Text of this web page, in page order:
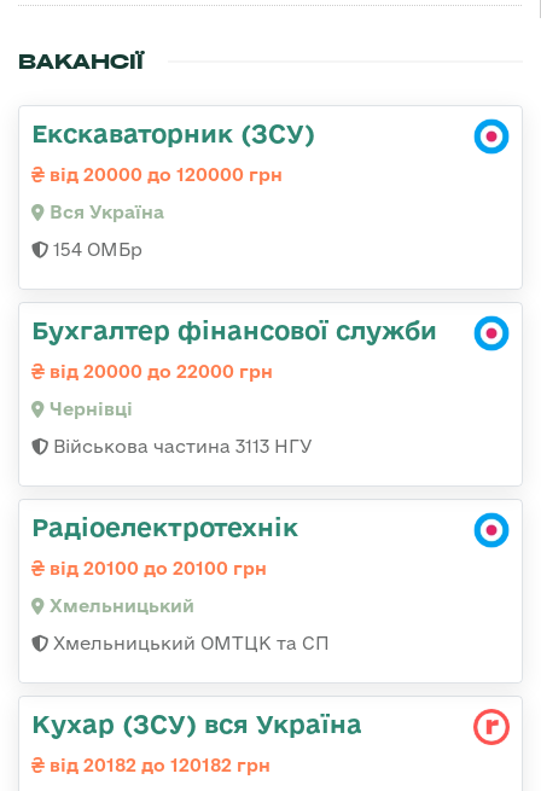
ВАКАНСІЇ
Екскаваторник (ЗСУ)
від 20000 до 120000 грн
Вся Україна
154 ОМБр
Бухгалтер фінансової служби
від 20000 до 22000 грн
Чернівці
Військова частина 3113 НГУ
Радіоелектротехнік
від 20100 до 20100 грн
Хмельницький
Хмельницький ОМТЦК та СП
Кухар (ЗСУ) вся Україна
від 20182 до 120182 грн